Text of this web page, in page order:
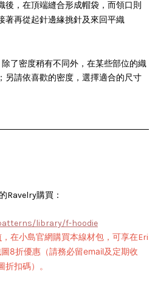
後，在頂端縫合形成帽袋，而領口則
著再從起針邊緣挑針及來回平織
了密度稍有不同外，在某些部位的織
另請依喜歡的密度，選擇適合的尺寸
Ravelry購買：
library/f-hoodie
，在小島官網購買本線材包，可享在Eri
8折優惠（請務必留email及定期收
扣碼）。